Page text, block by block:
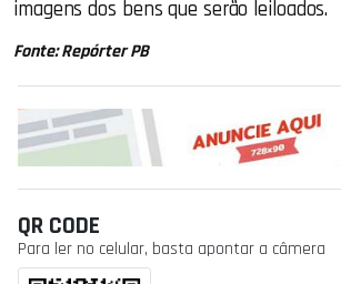
imagens dos bens que serão leiloados.
Fonte: Repórter PB
QR CODE
Para ler no celular, basta apontar a câmera